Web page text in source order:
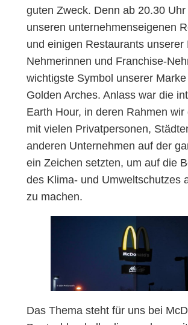
guten Zweck. Denn ab 20.30
unseren unternehmenseigenen
und einigen Restaurants unserer
Nehmerinnen und Franchise-
wichtigste Symbol unserer
Golden Arches. Anlass war die
Earth Hour, in deren Rahmen wir
mit vielen Privatpersonen,
anderen Unternehmen auf der
ein Zeichen setzten, um auf die
des Klima- und Umweltschutzes
zu machen.
Das Thema steht für uns bei